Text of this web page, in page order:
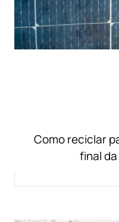
Como reciclar
final